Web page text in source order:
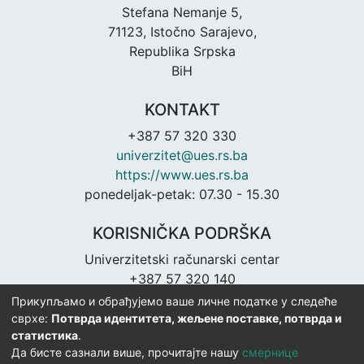
Stefana Nemanje 5,
71123, Istočno Sarajevo,
Republika Srpska
BiH
KONTAKT
+387 57 320 330
univerzitet@ues.rs.ba
https://www.ues.rs.ba
ponedeljak-petak: 07.30 - 15.30
KORISNIČKA PODRŠKA
Univerzitetski računarski centar
+387 57 320 140
urc@ues.rs.ba
https://urc.ues.rs.ba
Прикупљамо и обрађујемо ваше личне податке у следеће
сврхе: Потврда идентитета, жељене поставке, потврда и
статистика.
Да бисте сазнали више, прочитајте нашу смернице